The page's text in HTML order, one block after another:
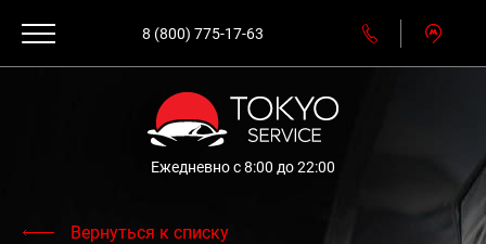
8 (800) 775-17-63
Ежедневно с 8:00 до 22:00
Вернуться к списку